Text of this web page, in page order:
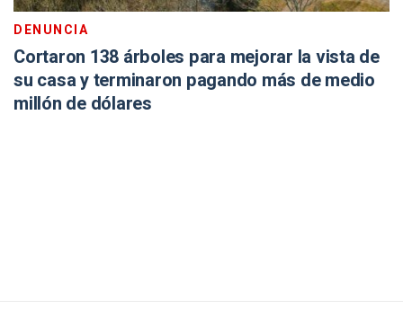
DENUNCIA
Cortaron 138 árboles para mejorar la vista de
su casa y terminaron pagando más de medio
millón de dólares